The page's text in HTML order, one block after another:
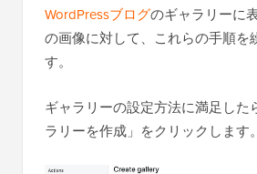
WordPressブログのギャラリーに
の画像に対して、これらの手順を
す。
ギャラリーの設定方法に満足した
ラリーを作成」をクリックします。